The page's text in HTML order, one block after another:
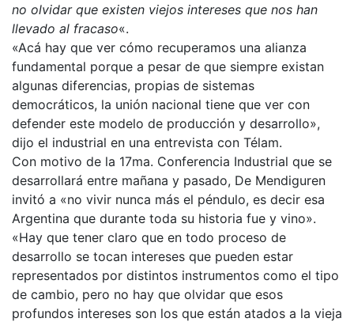
no olvidar que existen viejos intereses que nos han
llevado al fracaso«.
«Acá hay que ver cómo recuperamos una alianza
fundamental porque a pesar de que siempre existan
algunas diferencias, propias de sistemas
democráticos, la unión nacional tiene que ver con
defender este modelo de producción y desarrollo»,
dijo el industrial en una entrevista con Télam.
Con motivo de la 17ma. Conferencia Industrial que se
desarrollará entre mañana y pasado, De Mendiguren
invitó a «no vivir nunca más el péndulo, es decir esa
Argentina que durante toda su historia fue y vino».
«Hay que tener claro que en todo proceso de
desarrollo se tocan intereses que pueden estar
representados por distintos instrumentos como el tipo
de cambio, pero no hay que olvidar que esos
profundos intereses son los que están atados a la vieja